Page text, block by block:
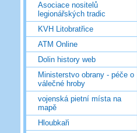
Asociace nositelů
legionářských tradic
KVH Litobratřice
ATM Online
Dolin history web
Ministerstvo obrany - péče o
válečné hroby
vojenská pietní místa na
mapě
Hloubkaři